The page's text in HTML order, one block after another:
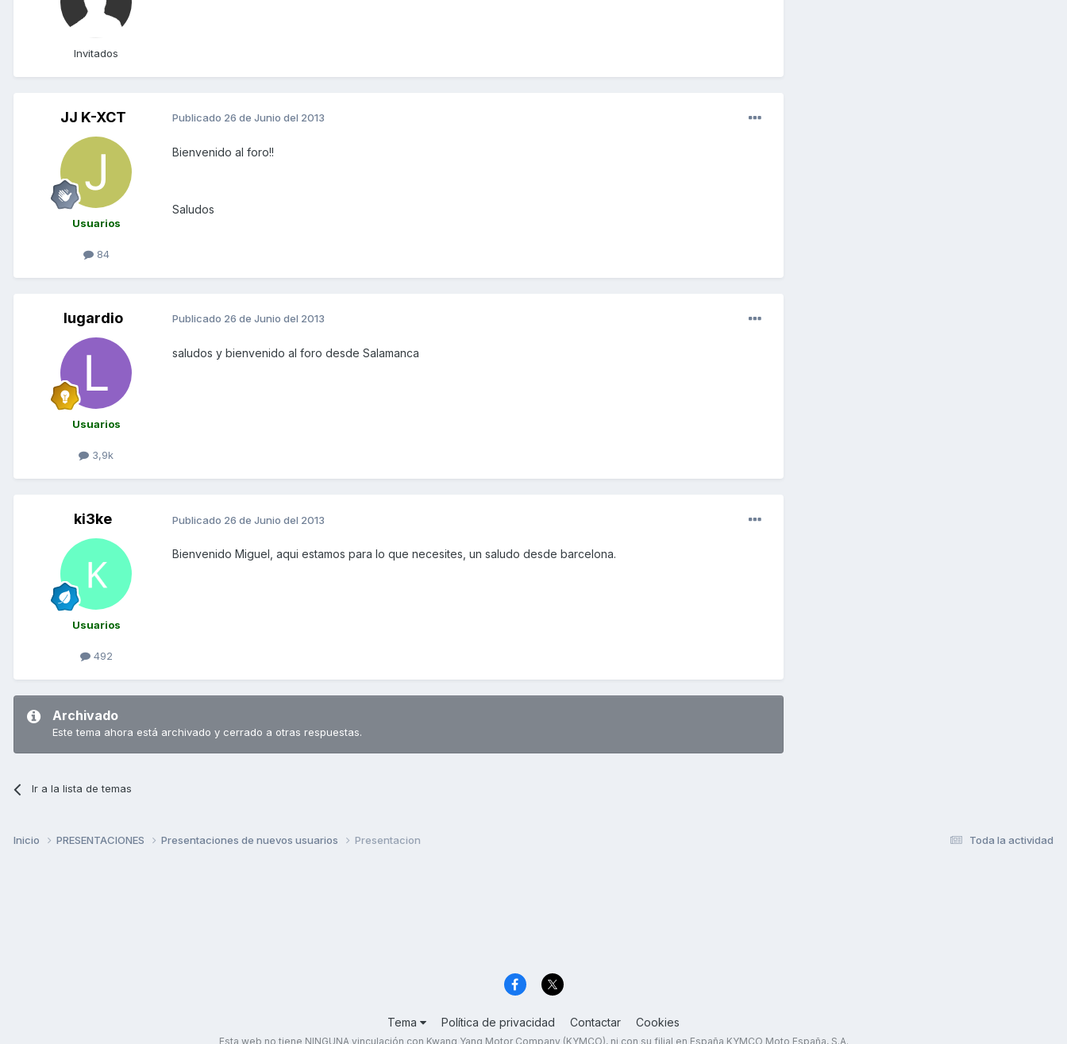
Invitados
JJ K-XCT
Usuarios
84
Publicado 26 de Junio del 2013
Bienvenido al foro!!
Saludos
lugardio
Usuarios
3,9k
Publicado 26 de Junio del 2013
saludos y bienvenido al foro desde Salamanca
ki3ke
Usuarios
492
Publicado 26 de Junio del 2013
Bienvenido Miguel, aqui estamos para lo que necesites, un saludo desde barcelona.
Archivado
Este tema ahora está archivado y cerrado a otras respuestas.
Ir a la lista de temas
Toda la actividad
Inicio PRESENTACIONES Presentaciones de nuevos usuarios Presentacion
Tema Política de privacidad Contactar Cookies
Esta web no tiene NINGUNA vinculación con Kwang Yang Motor Company (KYMCO), ni con su filial en España KYMCO Moto España, S.A.